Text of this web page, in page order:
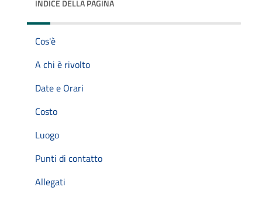
INDICE DELLA PAGINA
Cos'è
A chi è rivolto
Date e Orari
Costo
Luogo
Punti di contatto
Allegati